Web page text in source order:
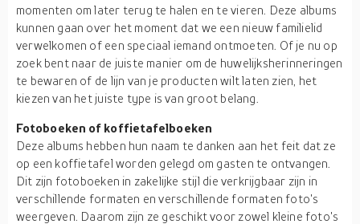
momenten om later terug te halen en te vieren. Deze albums
kunnen gaan over het moment dat we een nieuw familielid
verwelkomen of een speciaal iemand ontmoeten. Of je nu op
zoek bent naar de juiste manier om de huwelijksherinneringen
te bewaren of de lijn van je producten wilt laten zien, het
kiezen van het juiste type is van groot belang.
Fotoboeken of koffietafelboeken
Deze albums hebben hun naam te danken aan het feit dat ze
op een koffietafel worden gelegd om gasten te ontvangen.
Dit zijn fotoboeken in zakelijke stijl die verkrijgbaar zijn in
verschillende formaten en verschillende formaten foto's
weergeven. Daarom zijn ze geschikt voor zowel kleine foto's